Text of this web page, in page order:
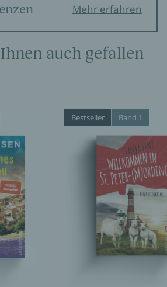
Mehr erfahren
auch gefallen
Bestseller Band 1